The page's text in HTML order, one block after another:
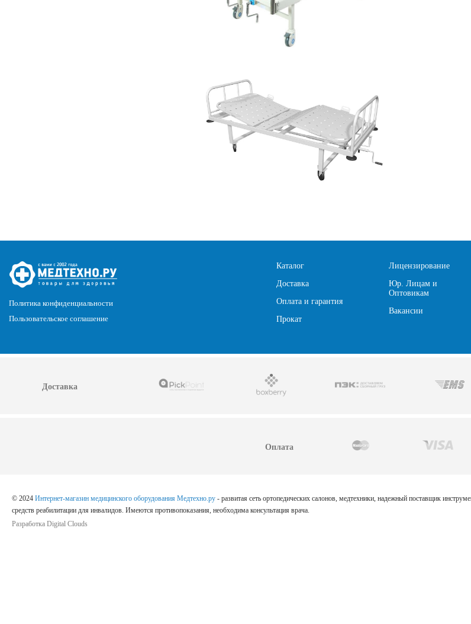
Политика конфиденциальности
Пользовательское соглашение
Каталог
Доставка
Оплата и гарантия
Прокат
Лицензирование
Юр. Лицам и
Оптовикам
Вакансии
Доставка
Оплата
© 2024 Интернет-магазин медицинского оборудования Медтехно.ру - развитая сеть ортопедических салонов, медтехники, надежный поставщик
средств реабилитации для инвалидов. Имеются противопоказания, необходима консультация врача.
Разработка Digital Clouds